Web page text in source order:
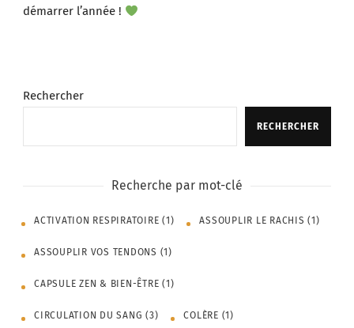
démarrer l’année !
Rechercher
RECHERCHER
Recherche par mot-clé
ACTIVATION RESPIRATOIRE (1) ASSOUPLIR LE RACHIS (1)
ASSOUPLIR VOS TENDONS (1)
CAPSULE ZEN & BIEN-ÊTRE (1)
CIRCULATION DU SANG (3) COLÈRE (1)